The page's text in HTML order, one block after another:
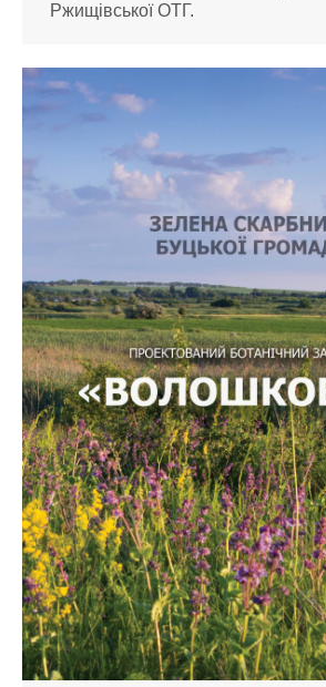
Ржищівської ОТГ.